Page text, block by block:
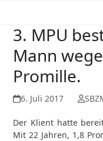
3. MPU
Mann
Promille.
6. Juli 2017
Der Klient hatte
Mit 22 Jahren, 1,8